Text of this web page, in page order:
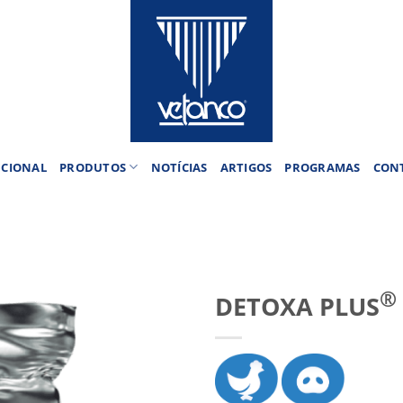
PRODUTOS NOTÍCIAS ARTIGOS PROGRAMAS
DETOXA PLUS®